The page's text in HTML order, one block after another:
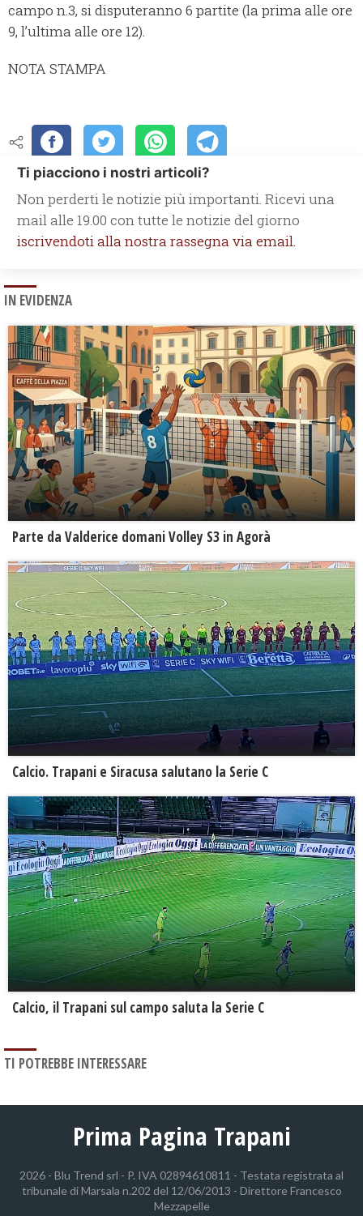
campo n.3, si disputeranno 6 partite (la prima alle ore
9, l’ultima alle ore 12).
NOTA STAMPA
Ti piacciono i nostri articoli?
Non perderti le notizie più importanti. Ricevi una
mail alle 19.00 con tutte le notizie del giorno
iscrivendoti alla nostra rassegna via email.
IN EVIDENZA
Parte da Valderice domani Volley S3 in Agorà
Calcio. Trapani e Siracusa salutano la Serie C
Calcio, il Trapani sul campo saluta la Serie C
TI POTREBBE INTERESSARE
Prima Pagina Trapani
2026 - Blu Trend srl - P. IVA 02894610811 - Testata registrata al
tribunale di Marsala n.202 del 12/06/2013 - Direttore Francesco
Mezzapelle